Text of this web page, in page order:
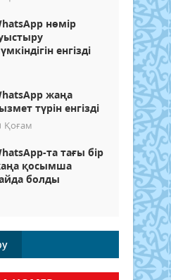
нөмір
енгізді
жаңа
түрін енгізді
Қоғам
та тағы бір
қосымша
болды